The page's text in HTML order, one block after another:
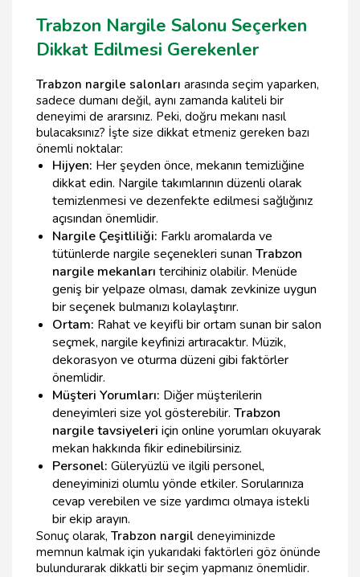
Trabzon Nargile Salonu Seçerken
Dikkat Edilmesi Gerekenler
Trabzon nargile salonları arasında seçim yaparken,
sadece dumanı değil, aynı zamanda kaliteli bir
deneyimi de ararsınız. Peki, doğru mekanı nasıl
bulacaksınız? İşte size dikkat etmeniz gereken bazı
önemli noktalar:
Hijyen: Her şeyden önce, mekanın temizliğine
dikkat edin. Nargile takımlarının düzenli olarak
temizlenmesi ve dezenfekte edilmesi sağlığınız
açısından önemlidir.
Nargile Çeşitliliği: Farklı aromalarda ve
tütünlerde nargile seçenekleri sunan Trabzon
nargile mekanları tercihiniz olabilir. Menüde
geniş bir yelpaze olması, damak zevkinize uygun
bir seçenek bulmanızı kolaylaştırır.
Ortam: Rahat ve keyifli bir ortam sunan bir salon
seçmek, nargile keyfinizi artıracaktır. Müzik,
dekorasyon ve oturma düzeni gibi faktörler
önemlidir.
Müşteri Yorumları: Diğer müşterilerin
deneyimleri size yol gösterebilir. Trabzon
nargile tavsiyeleri için online yorumları okuyarak
mekan hakkında fikir edinebilirsiniz.
Personel: Güleryüzlü ve ilgili personel,
deneyiminizi olumlu yönde etkiler. Sorularınıza
cevap verebilen ve size yardımcı olmaya istekli
bir ekip arayın.
Sonuç olarak, Trabzon nargil deneyiminizde
memnun kalmak için yukarıdaki faktörleri göz önünde
bulundurarak dikkatli bir seçim yapmanız önemlidir.